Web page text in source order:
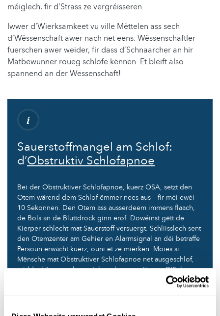
méiglech, fir d’Strass ze vergréisseren.
Iwwer d’Wierksamkeet vu ville Mëttelen ass sech
d’Wëssenschaft awer nach net eens. Wëssenschaftler
fuerschen awer weider, fir dass d’Schnaarcher an hir
Matbewunner roueg schlofe kënnen. Et bleift also
spannend an der Wëssenschaft!
Sauerstoffmangel am Schlof:
d’Obstruktiv Schlofapnoe
Bei der Obstruktiver Schlofapnoe, kuerz OSA, setzt den
Otem wärend dem Schlof ëmmer nees aus – fir méi ewéi
10 Sekonnen. Den Otem ass ausserdeem immens flaach,
de Bols an de Bluttdrock ginn erof. Dowéinst gëtt de
Kierper schlecht mat Sauerstoff versuergt. Schliisslech sent
den Otemzenter am Gehier en Alarmsignal an déi betraffe
Persoun erwächt kuerz, ouni et ze mierken. Moies si
Mënsche mat Obstruktiver Schlofapnoe net ausgeschlof,
midd a kënne sech net richteg konzentréieren. D’Folge
vun OSA kënnen Depressiounen, héije Bluttdrock,
Häerzerkrankungen oder e Schlag sinn. Jee no Geschlecht